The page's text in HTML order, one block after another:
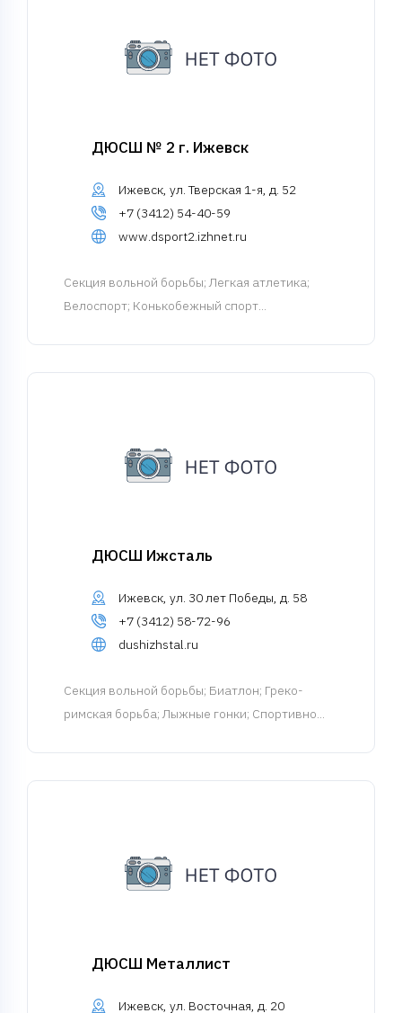
ДЮСШ № 2 г. Ижевск
Ижевск, ул. Тверская 1-я, д. 52
+7 (3412) 54-40-59
www.dsport2.izhnet.ru
Cекция вольной борьбы; Легкая атлетика;
Велоспорт; Конькобежный спорт...
ДЮСШ Ижсталь
Ижевск, ул. 30 лет Победы, д. 58
+7 (3412) 58-72-96
dushizhstal.ru
Cекция вольной борьбы; Биатлон; Греко-
римская борьба; Лыжные гонки; Спортивно...
ДЮСШ Металлист
Ижевск, ул. Восточная, д. 20